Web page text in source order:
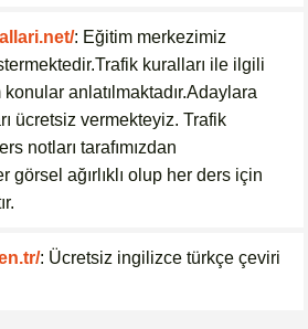
: Eğitim merkezimiz
kuralları ile ilgili
anlatılmaktadır.Adaylara
ücretsiz vermekteyiz. Trafik
notları tarafımızdan
görsel ağırlıklı olup her ders için
: Ücretsiz ingilizce türkçe çeviri